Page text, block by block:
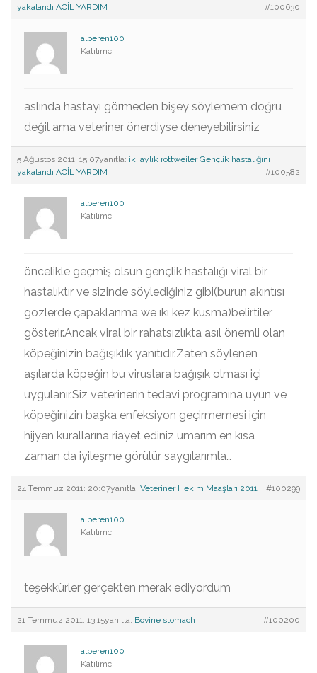
yakalandı ACİL YARDIM
#100630
alperen100
Katılımcı
aslında hastayı görmeden bişey söylemem doğru
değil ama veteriner önerdiyse deneyebilirsiniz
5 Ağustos 2011: 15:07yanıtla: iki aylık rottweiler Gençlik hastalığını
yakalandı ACİL YARDIM
#100582
alperen100
Katılımcı
öncelikle geçmiş olsun gençlik hastalığı viral bir
hastalıktır ve sizinde söylediğiniz gibi(burun akıntısı
gozlerde çapaklanma we ıkı kez kusma)belirtiler
gösterir.Ancak viral bir rahatsızlıkta asıl önemli olan
köpeğinizin bağışıklık yanıtıdır.Zaten söylenen
aşılarda köpeğin bu viruslara bağışık olması içi
uygulanır.Siz veterinerin tedavi programına uyun ve
köpeğinizin başka enfeksiyon geçirmemesi için
hijyen kurallarına riayet ediniz umarım en kısa
zaman da iyileşme görülür saygılarımla…
24 Temmuz 2011: 20:07yanıtla: Veteriner Hekim Maaşları 2011 #100299
alperen100
Katılımcı
teşekkürler gerçekten merak ediyordum
21 Temmuz 2011: 13:15yanıtla: Bovine stomach #100200
alperen100
Katılımcı